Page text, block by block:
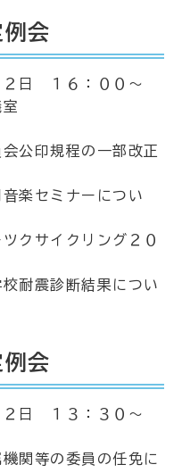
会
２日 １６：００～
公印規程の一部改正
楽セミナーについ
クサイクリング２０
耐震診断結果につい
会
２日 １３：３０～
関等の委員の任免に